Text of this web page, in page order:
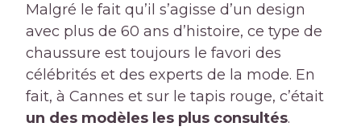
Malgré le fait qu’il s’agisse d’un design
avec plus de 60 ans d’histoire, ce type de
chaussure est toujours le favori des
célébrités et des experts de la mode. En
fait, à Cannes et sur le tapis rouge, c’était
un des modèles les plus consultés.